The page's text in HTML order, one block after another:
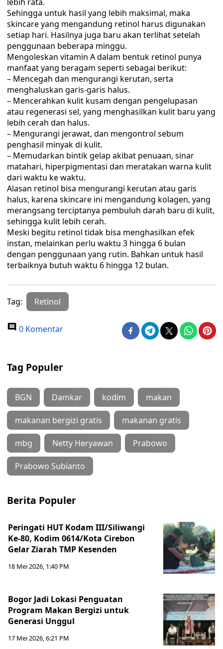
Sehingga untuk hasil yang lebih maksimal, maka
skincare yang mengandung retinol harus digunakan
setiap hari. Hasilnya juga baru akan terlihat setelah
penggunaan beberapa minggu.
Mengoleskan vitamin A dalam bentuk retinol punya
manfaat yang beragam seperti sebagai berikut:
– Mencegah dan mengurangi kerutan, serta
menghaluskan garis-garis halus.
– Mencerahkan kulit kusam dengan pengelupasan
atau regenerasi sel, yang menghasilkan kulit baru yang
lebih cerah dan halus.
– Mengurangi jerawat, dan mengontrol sebum
penghasil minyak di kulit.
– Memudarkan bintik gelap akibat penuaan, sinar
matahari, hiperpigmentasi dan meratakan warna kulit
dari waktu ke waktu.
Alasan retinol bisa mengurangi kerutan atau garis
halus, karena skincare ini mengandung kolagen, yang
merangsang terciptanya pembuluh darah baru di kulit,
sehingga kulit lebih cerah.
Meski begitu retinol tidak bisa menghasilkan efek
instan, melainkan perlu waktu 3 hingga 6 bulan
dengan penggunaan yang rutin. Bahkan untuk hasil
terbaiknya butuh waktu 6 hingga 12 bulan.
Tag: Retinol
0 Komentar
Tag Populer
BGN Damkar kodim makan
makanan bergizi gratis makanan gratis
mbg Netty Heryawan Prabowo
Prabowo Subianto
Berita Populer
Peringati HUT Kodam III/Siliwangi
Ke-80, Kodim 0614/Kota Cirebon
Gelar Ziarah TMP Kesenden
18 Mei 2026, 1:40 PM
Bogor Jadi Lokasi Penguatan
Program Makan Bergizi untuk
Generasi Unggul
17 Mei 2026, 6:21 PM